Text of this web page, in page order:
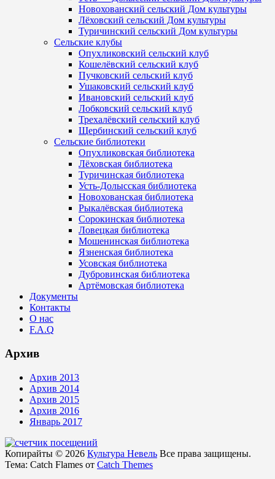
Новохованский сельский Дом культуры
Лёховский сельский Дом культуры
Туричинский сельский Дом культуры
Сельские клубы
Опухликовский сельский клуб
Кошелёвский сельский клуб
Пучковский сельский клуб
Ушаковский сельский клуб
Ивановский сельский клуб
Лобковский сельский клуб
Трехалёвский сельский клуб
Щербинский сельский клуб
Сельские библиотеки
Опухликовская библиотека
Лёховская библиотека
Туричинская библиотека
Усть-Долысская библиотека
Новохованская библиотека
Рыкалёвская библиотека
Сорокинская библиотека
Ловецкая библиотека
Мошенинская библиотека
Язненская библиотека
Усовская библиотека
Дубровинская библиотека
Артёмовская библиотека
Документы
Контакты
О нас
F.A.Q
Архив
Архив 2013
Архив 2014
Архив 2015
Архив 2016
Январь 2017
Копирайты © 2026 Культура Невель Все права защищены.
Тема: Catch Flames от Catch Themes